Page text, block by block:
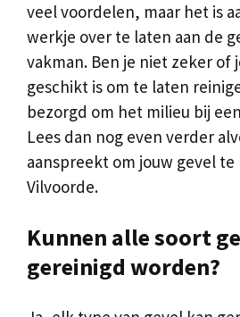
veel voordelen, maar het is
werkje over te laten aan de
vakman. Ben je niet zeker of
geschikt is om te laten
bezorgd om het milieu bij
Lees dan nog even verder
aanspreekt om jouw gevel
Vilvoorde.
Kunnen alle soort
gereinigd worden?